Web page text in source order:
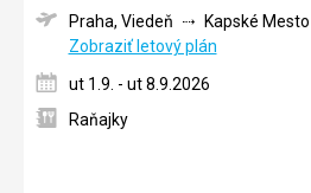
Praha, Viedeň
Kapské Mesto
Zobraziť letový plán
ut 1.9. - ut 8.9.2026
Raňajky